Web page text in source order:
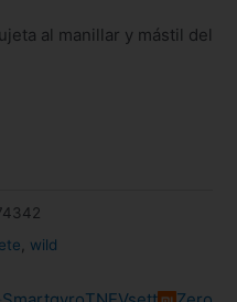
al manillar y mástil del
wild